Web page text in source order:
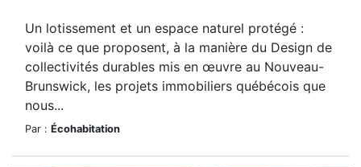
Un lotissement et un espace naturel protégé :
voilà ce que proposent, à la manière du Design de
collectivités durables mis en œuvre au Nouveau-
Brunswick, les projets immobiliers québécois que
nous...
Par : Écohabitation